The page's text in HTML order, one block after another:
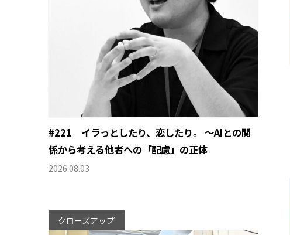
#221 イラっとしたり、恋したり。 〜AIとの関
係から考える他者への「配慮」の正体
2026.08.03
クローズアップ